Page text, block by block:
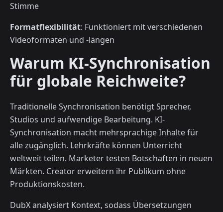
Stimme
Formatflexibilität: Funktioniert mit verschiedenen
Videoformaten und -längen
Warum KI-Synchronisation
für globale Reichweite?
Traditionelle Synchronisation benötigt Sprecher,
Studios und aufwendige Bearbeitung. KI-
Synchronisation macht mehrsprachige Inhalte für
alle zugänglich. Lehrkräfte können Unterricht
weltweit teilen. Marketer testen Botschaften in neuen
Märkten. Creator erweitern ihr Publikum ohne
Produktionskosten.
DubX analysiert Kontext, sodass Übersetzungen